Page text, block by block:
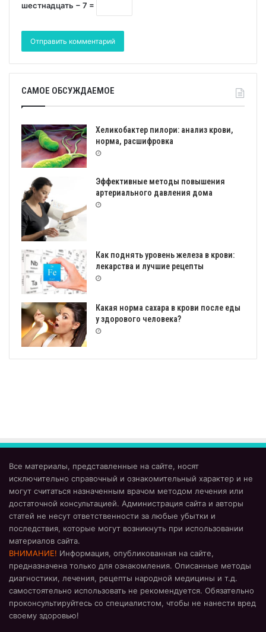
шестнадцать − 7 =
САМОЕ ОБСУЖДАЕМОЕ
Хеликобактер пилори: анализ крови,
норма, расшифровка
Эффективные методы повышения
артериального давления дома
Как поднять уровень железа в крови:
лекарства и лучшие рецепты
Какая норма сахара в крови после еды
у здорового человека?
Все материалы, представленные на сайте, носят
исключительно справочный и ознакомительный характер и не
могут считаться назначенным врачом методом лечения или
достаточной консультацией. Администрация сайта и авторы
статей не несут ответственности за любые убытки и
последствия, которые могут возникнуть при использовании
материалов сайта.
ВНИМАНИЕ! Информация, опубликованная на сайте,
предназначена только для ознакомления. Описанные методы
диагностики, лечения, рецепты народной медицины и т.д.
самостоятельно использовать не рекомендуется. Обязательно
проконсультируйтесь со специалистом, чтобы не нанести вред
своему здоровью!